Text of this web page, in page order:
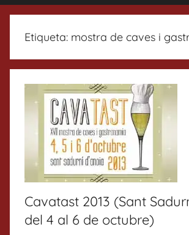
Etiqueta: mostra de caves i
Cavatast 2013 (Sant
del 4 al 6 de octubre)